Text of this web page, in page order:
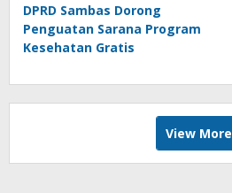
DPRD Sambas Dorong
Penguatan Sarana Program
Kesehatan Gratis
View More